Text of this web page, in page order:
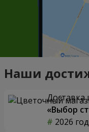
Наши
Доставка
«Выбор
2026 год